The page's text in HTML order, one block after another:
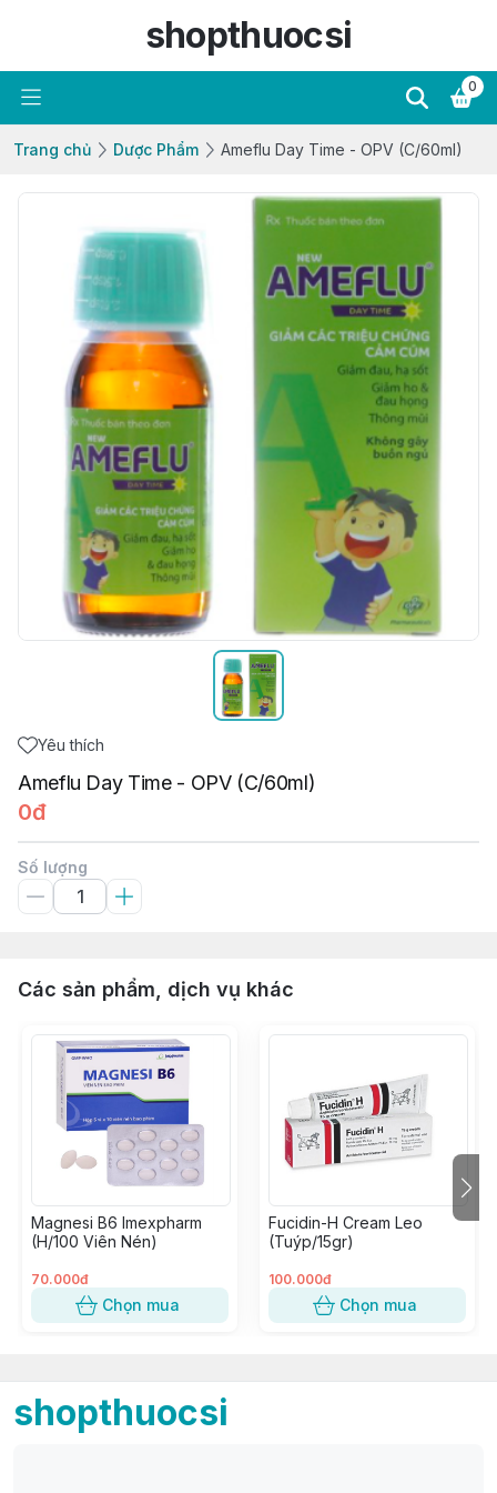
shopthuocsi
0
Trang chủ Dược Phẩm Ameflu Day Time - OPV (C/60ml)
Yêu thích
Ameflu Day Time - OPV (C/60ml)
0đ
Số lượng
Các sản phẩm, dịch vụ khác
Magnesi B6 Imexpharm
(H/100 Viên Nén)
70.000đ
Chọn mua
Fucidin-H Cream Leo
(Tuýp/15gr)
100.000đ
Chọn mua
shopthuocsi